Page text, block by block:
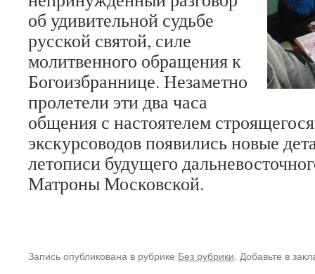
об удивительной судьбе
русской святой, силе
молитвенного обращения к
Богоизбраннице. Незаметно
пролетели эти два часа
общения с настоятелем
экскурсоводов появились новые
летописи будущего
Матроны Московской.
Запись опубликована в рубрике Без рубрики. Добавьте в